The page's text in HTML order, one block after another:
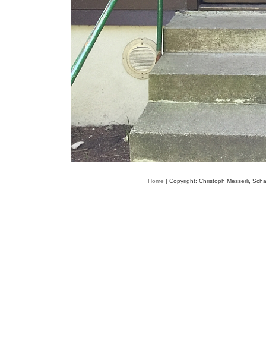
Home | Copyright: Christoph Messerli,